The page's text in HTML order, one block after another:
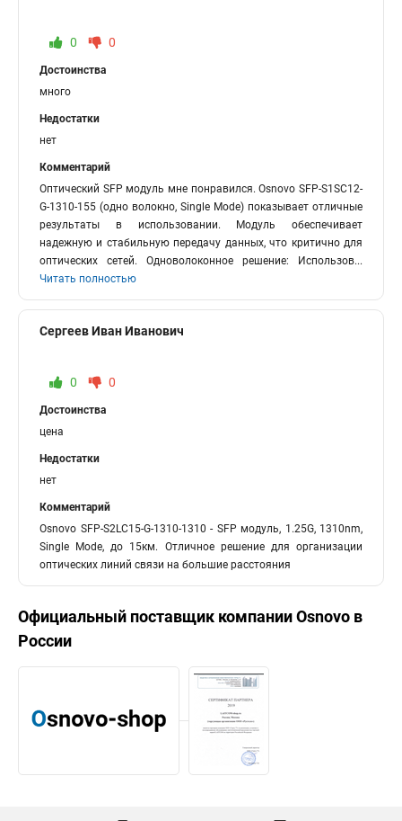
0 0
Достоинства
много
Недостатки
нет
Комментарий
Оптический SFP модуль мне понравился. Osnovo SFP-S1SC12-
G-1310-155 (одно волокно, Single Mode) показывает отличные
результаты в использовании. Модуль обеспечивает
надежную и стабильную передачу данных, что критично для
оптических сетей. Одноволоконное решение: Использов...
Читать полностью
Сергеев Иван Иванович
0 0
Достоинства
цена
Недостатки
нет
Комментарий
Osnovo SFP-S2LC15-G-1310-1310 - SFP модуль, 1.25G, 1310nm,
Single Mode, до 15км. Отличное решение для организации
оптических линий связи на большие расстояния
Официальный поставщик компанииOsnovo в
России